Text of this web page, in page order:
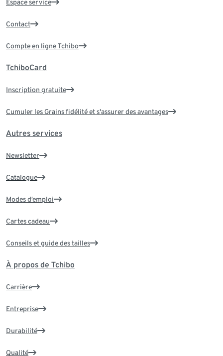
Espace service
Contact
Compte en ligne Tchibo
TchiboCard
Inscription gratuite
Cumuler les Grains fidélité et s'assurer des avantages
Autres services
Newsletter
Catalogue
Modes d’emploi
Cartes cadeau
Conseils et guide des tailles
À propos de Tchibo
Carrière
Entreprise
Durabilité
Qualité